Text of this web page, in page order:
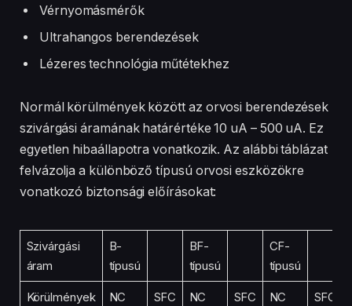
Vérnyomásmérők
Ultrahangos berendezések
Lézeres technológia műtétekhez
Normál körülmények között az orvosi berendezések
szivárgási áramának határértéke 10 uA – 500 uA. Ez
egyetlen hibaállapotra vonatkozik. Az alábbi táblázat
felvázolja a különböző típusú orvosi eszközökre
vonatkozó biztonsági előírásokat:
Szivárgási
áram
B-
típusú
BF-
típusú
CF-
típusú
Körülmények NC SFC NC SFC NC SFC